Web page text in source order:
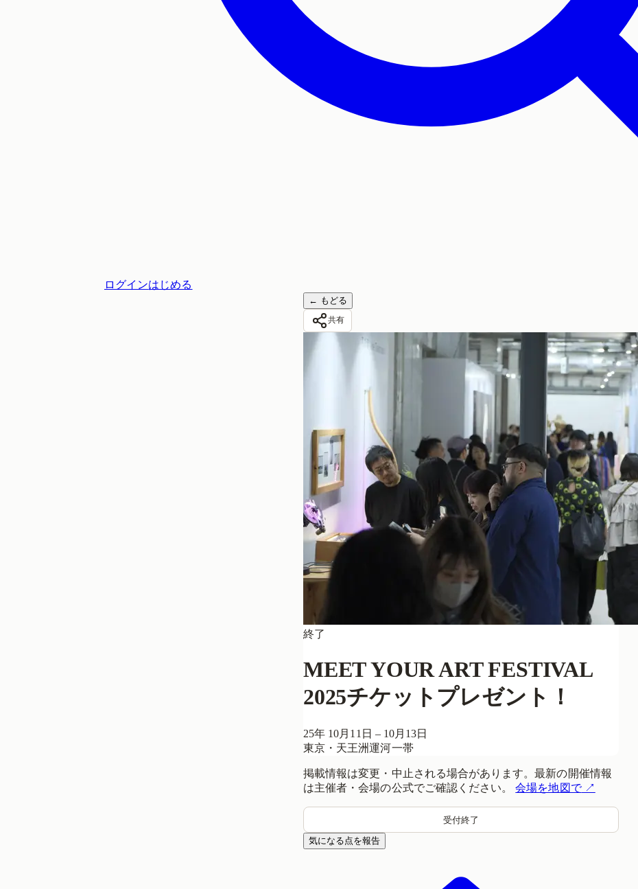
ログインはじめる
← もどる
共有
終了
MEET YOUR ART FESTIVAL
2025チケットプレゼント！
25年 10月11日 – 10月13日
東京・天王洲運河一帯
掲載情報は変更・中止される場合があります。最新の開催情報
は主催者・会場の公式でご確認ください。
会場を地図で↗
受付終了
気になる点を報告